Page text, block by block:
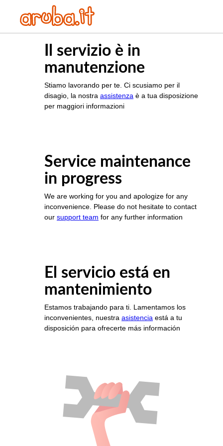
Il servizio è in
manutenzione
Stiamo lavorando per te. Ci scusiamo per il
disagio, la nostra assistenza è a tua disposizione
per maggiori informazioni
Service maintenance
in progress
We are working for you and apologize for any
inconvenience. Please do not hesitate to contact
our support team for any further information
El servicio está en
mantenimiento
Estamos trabajando para ti. Lamentamos los
inconvenientes, nuestra asistencia está a tu
disposición para ofrecerte más información